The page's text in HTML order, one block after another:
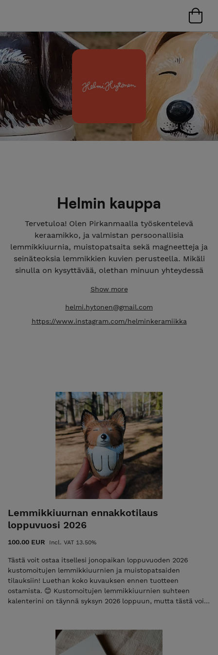
Helmin kauppa
Tervetuloa! Olen Pirkanmaalla työskentelevä
keraamikko, ja valmistan persoonallisia
lemmikkiuurnia, muistopatsaita sekä magneetteja ja
seinäteoksia lemmikkien kuvien perusteella. Mikäli
sinulla on kysyttävää, olethan minuun yhteydessä
löysit tänne! <3: Helmi Hytönen
Show more
helmi.hytonen@gmail.com
https://www.instagram.com/helminkeramiikka
Lemmikkiuurnan ennakkotilaus
loppuvuosi 2026
100.00 EUR Incl. VAT 13.50%
Tästä voit ostaa itsellesi jonopaikan loppuvuoden 2026
kustomoitujen lemmikkiuurnien ja muistopatsaiden
tilauksiin! Luethan koko kuvauksen ennen tuotteen
ostamista. 😊 Kustomoitujen lemmikkiuurnien suhteen
kalenterini on täynnä syksyn 2026 loppuun, mutta tästä voit
kaikkiin paikan ostaneisiin yhteyttä marraskuun 2026
loppuun mennessä, ja puran tilauksia maksujärjestyksessä.
Kun otan sinuun yhteyttä, voimme miettiä uurnalle sopivan